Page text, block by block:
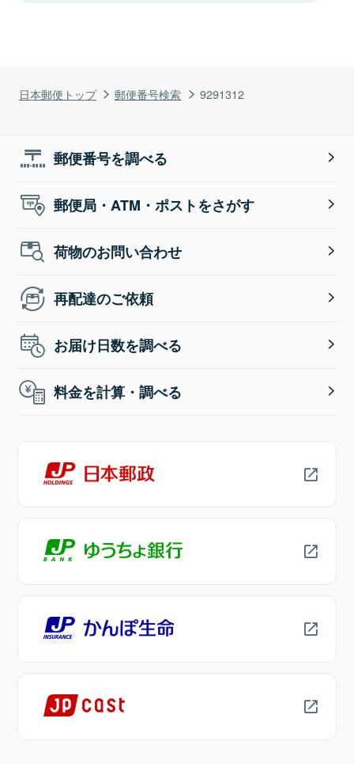
日本郵便トップ 郵便番号検索 9291312
郵便番号を調べる
郵便局・ATM・ポストをさがす
荷物のお問い合わせ
再配達のご依頼
お届け日数を調べる
料金を計算・調べる